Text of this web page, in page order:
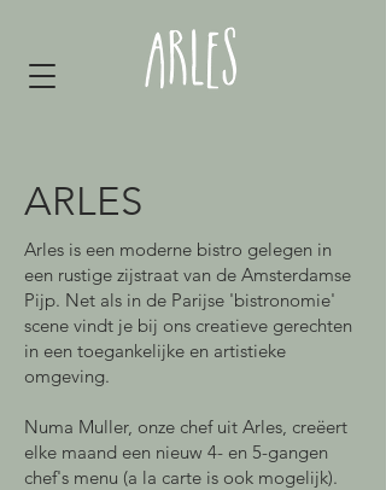
ARLES
Arles is een moderne bistro gelegen in
een rustige zijstraat van de Amsterdamse
Pijp. Net als in de Parijse 'bistronomie'
scene vindt je bij ons creatieve gerechten
in een toegankelijke en artistieke
omgeving.
Numa Muller, onze chef uit Arles, creëert
elke maand een nieuw 4- en 5-gangen
chef's menu (a la carte is ook mogelijk).